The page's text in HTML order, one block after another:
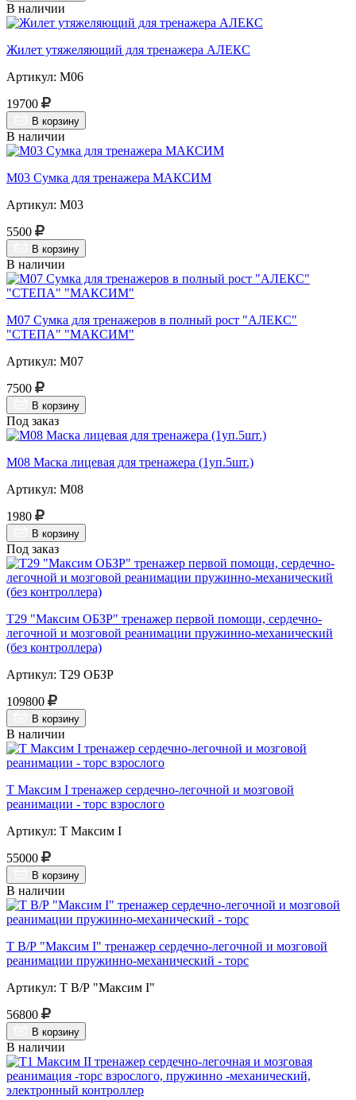
В наличии
Жилет утяжеляющий для тренажера АЛЕКС
Артикул: М06
19700
В корзину
В наличии
М03 Сумка для тренажера МАКСИМ
Артикул: М03
5500
В корзину
В наличии
М07 Сумка для тренажеров в полный рост "АЛЕКС"
"СТЕПА" "МАКСИМ"
Артикул: М07
7500
В корзину
Под заказ
М08 Маска лицевая для тренажера (1уп.5шт.)
Артикул: М08
1980
В корзину
Под заказ
Т29 "Максим ОБЗР" тренажер первой помощи, сердечно-
легочной и мозговой реанимации пружинно-механический
(без контроллера)
Артикул: Т29 ОБЗР
109800
В корзину
В наличии
Т Максим I тренажер сердечно-легочной и мозговой
реанимации - торс взрослого
Артикул: Т Максим I
55000
В корзину
В наличии
Т В/Р "Максим I" тренажер сердечно-легочной и мозговой
реанимации пружинно-механический - торс
Артикул: Т В/Р "Максим I"
56800
В корзину
В наличии